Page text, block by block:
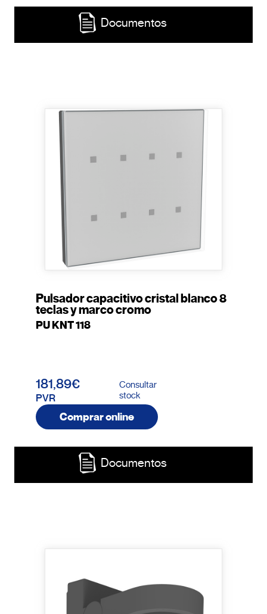
Documentos
Pulsador capacitivo cristal blanco 8
teclas y marco cromo
PU KNT 118
181,89€
PVR
Consultar
stock
Comprar online
Documentos